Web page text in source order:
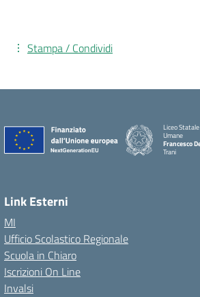
Stampa / Condividi
Liceo
Umane
Francesco
Trani
Link Esterni
MI
Ufficio Scolastico Regionale
Scuola in Chiaro
Iscrizioni On Line
Invalsi